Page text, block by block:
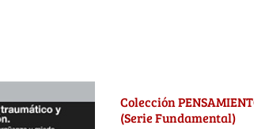
Colección
(Serie Fundamental)